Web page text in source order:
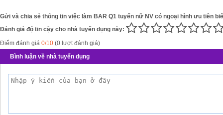
Gửi và chia sẻ thông tin việc làm BAR Q1 tuyển nữ NV có ngoại hình ưu tiên
Đánh giá độ tin cậy cho nhà tuyển dụng này:
Điểm đánh giá 0/10 (0 lượt đánh giá)
Bình luận về nhà tuyển dụng